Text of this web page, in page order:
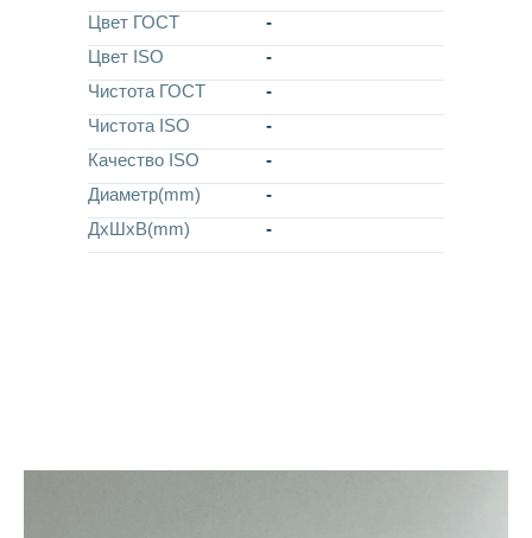
Цвет ГОСТ
-
Цвет ISO
-
Чистота ГОСТ
-
Чистота ISO
-
Качество ISO
-
Диаметр(mm)
-
ДхШхВ(mm)
-